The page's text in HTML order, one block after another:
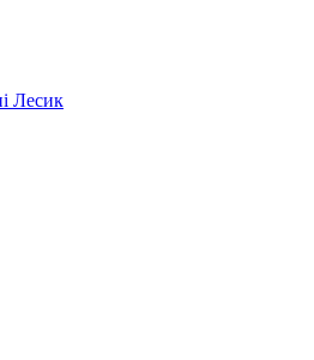
Лесик